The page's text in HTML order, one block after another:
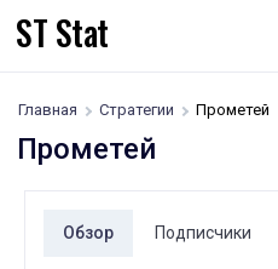
ST Stat
Главная Стратегии Прометей
Прометей
Обзор Подписчики